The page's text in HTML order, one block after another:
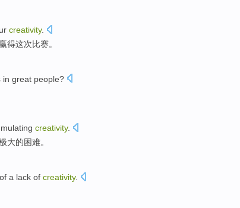
creativity.
得这次比赛。
in great people?
creativity.
大的困难。
of a lack of creativity.